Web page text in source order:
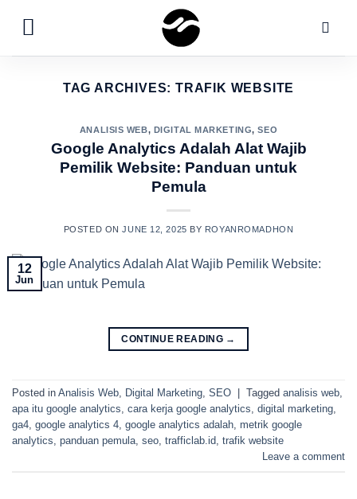
TAG ARCHIVES: TRAFIK WEBSITE
ANALISIS WEB, DIGITAL MARKETING,SEO
Google Analytics Adalah Alat Wajib
Pemilik Website: Panduan untuk
Pemula
POSTED ONJUNE 12, 2025 BY ROYANROMADHON
12
Jun
CONTINUE READING →
Posted in Analisis Web Digital Marketing SEO Tagged analisis web
apa itu google analytics cara kerja google analytics digital marketing
ga4 google analytics 4 google analytics adalah metrik google
analytics panduan pemula seo trafficlab.id trafik website
Leave a comment